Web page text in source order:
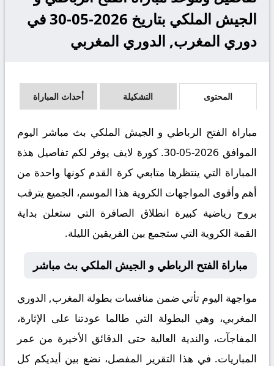
الجيش الملكي بتاريخ 2026-05-30 في
دوري المغرب, الدوري المغربي
المحتوى التشكيلة أحداث المباراة
مباراة الفتح الرباطي و الجيش الملكي بث مباشر اليوم
الموافق 2026-05-30. كورة لايف يوفر لكم تفاصيل هذة
المباراة التي ينتظرها متابعي كرة القدم كونها واحدة من
أهم وأقوى المواجهات الكروية هذا الموسم، الجميع يترقب
بروح رياضية كبيرة انطلاق الصافرة التي ستعلن بداية
القمة الكروية التي ستجمع بين الفريقين الليلة.
مباراة الفتح الرباطي و الجيش الملكي بث مباشر
مواجهة اليوم تأتي ضمن منافسات بطولة المغرب, الدوري
المغربي، وهي البطولة التي طالما عودتنا على الإثارة،
المفاجآت، والندية العالية حتى الدقائق الأخيرة من عمر
المباريات. في هذا التقرير المفصل، نضع بين أيديكم كل